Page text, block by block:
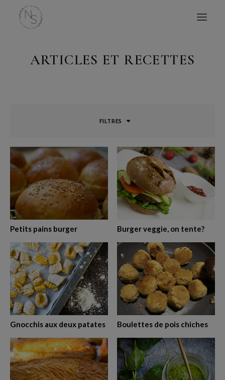
ACCUEIL
AVIS
À PROPOS
CONTACT
RECHERCHE
ARTICLES ET RECETTES
FILTRES
Petits pains burger Burger veggie, on tente?
Gnocchis aux deux patates Boulettes de pois chiches